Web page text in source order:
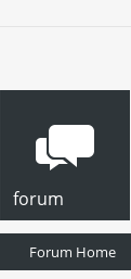
forum
Forum Home